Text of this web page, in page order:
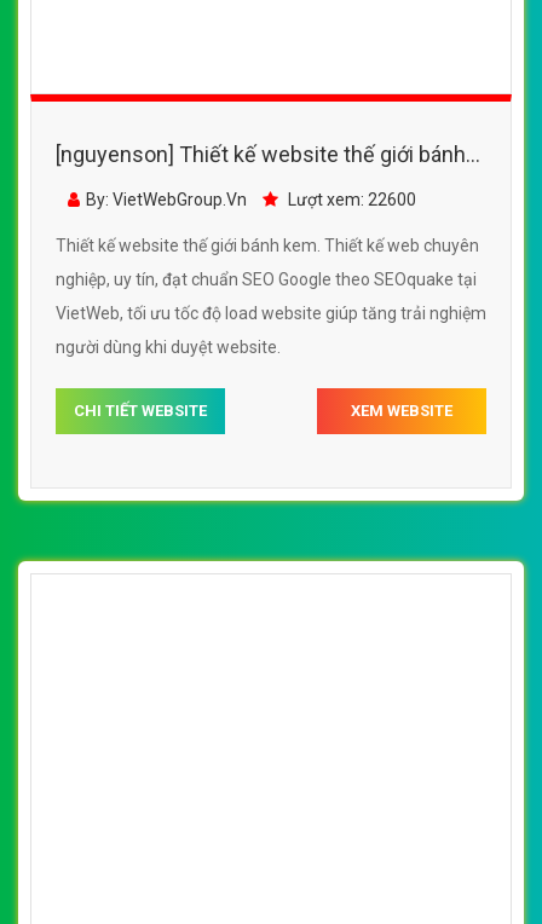
[nguyenson] Thiết kế website thế giới bánh
kem đẹp, chuyên nghiệp chuẩn SEO
By: VietWebGroup.Vn Lượt xem: 22600
Thiết kế website thế giới bánh kem. Thiết kế web chuyên
nghiệp, uy tín, đạt chuẩn SEO Google theo SEOquake tại
VietWeb, tối ưu tốc độ load website giúp tăng trải nghiệm
người dùng khi duyệt website.
CHI TIẾT WEBSITE XEM WEBSITE